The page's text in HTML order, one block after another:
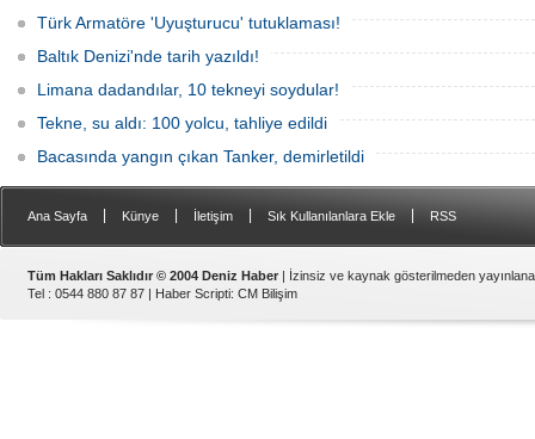
Türk Armatöre 'Uyuşturucu' tutuklaması!
Baltık Denizi'nde tarih yazıldı!
Limana dadandılar, 10 tekneyi soydular!
Tekne, su aldı: 100 yolcu, tahliye edildi
Bacasında yangın çıkan Tanker, demirletildi
Ana Sayfa Künye İletişim Sık Kullanılanlara Ekle RSS
Tüm Hakları Saklıdır © 2004 Deniz Haber | İzinsiz ve kaynak gösterilmeden
Tel : 0544 880 87 87 | Haber Scripti: CM Bilişim